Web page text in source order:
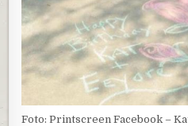
Foto: Printscreen Facebook –